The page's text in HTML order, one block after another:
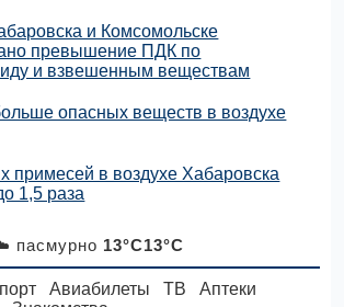
и Комсомольске
превышение ПДК по
и взвешенным веществам
опасных веществ в воздухе
примесей в воздухе Хабаровска
1,5 раза
пасмурно 13°C13°C
Авиабилеты ТВ
Аптеки